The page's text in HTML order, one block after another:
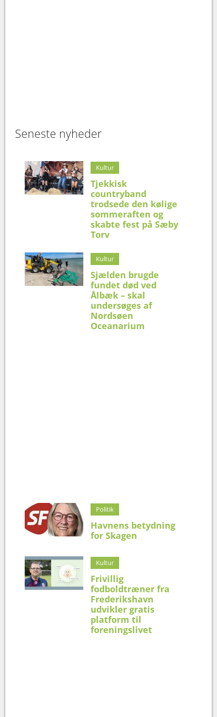
Seneste nyheder
Kultur
Tjekkisk
countryband
trodsede den kølige
sommeraften og
skabte fest på Sæby
Torv
Kultur
Sjælden brugde
fundet død ved
Ålbæk – skal
undersøges af
Nordsøen
Oceanarium
Politik
Havnens betydning
for Skagen
Kultur
Frivillig
fodboldtræner fra
Frederikshavn
udvikler gratis
platform til
foreningslivet